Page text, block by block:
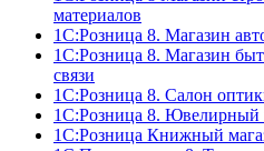
материалов
1С:Розница 8. Магазин
1С:Розница 8. Магазин
связи
1С:Розница 8. Салон
1С:Розница 8. Ювелирный
1С:Розница Книжный